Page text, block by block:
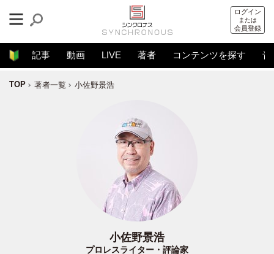
ログイン
または
会員登録
記事 動画 LIVE 著者 コンテンツを探す 音
TOP 著者一覧 小佐野景浩
小佐野景浩
プロレスライター・評論家